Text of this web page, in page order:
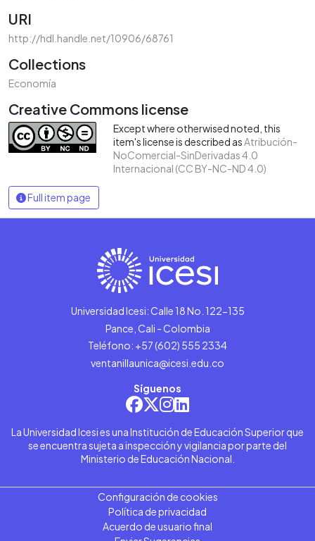
URI
http://hdl.handle.net/10906/68761
Collections
Economía
Creative Commons license
Except where otherwised noted, this
item's license is described asAtribución-
NoComercial-SinDerivadas 4.0
Internacional (CC BY-NC-ND 4.0)
Full item page
Universidad Icesi: Calle 18 No. 122-135
Pance, Cali - Colombia
Teléfono: +57 (602) 555 2334
ventanillaunica@icesi.edu.co
Síguenos
La Universidad Icesi es una Institución de Educación Superior que
se encuentra sujeta a inspección y vigilancia por parte del
Ministerio de Educación Nacional.
Configuración de cookies
Política de privacidad
Acuerdo de usuario final